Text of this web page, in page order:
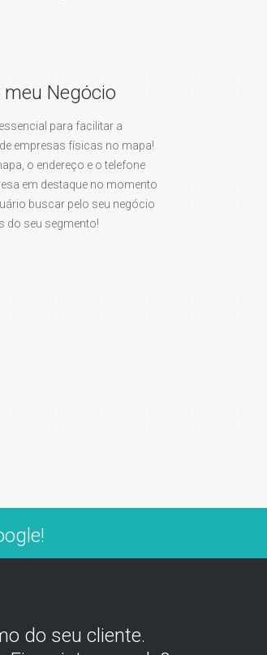
meu Negócio
para facilitar a
empresas físicas no mapa!
o endereço e o telefone
em destaque no momento
buscar pelo seu negócio
do seu segmento!
do seu cliente.